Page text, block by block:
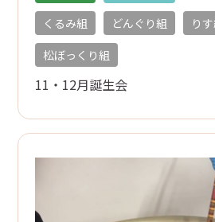
概要
アクセス
0238-
月曜日～金曜日／
お問い合
くるみ組
どんぐり組
り
松ぼっくり組
11・12月誕生会